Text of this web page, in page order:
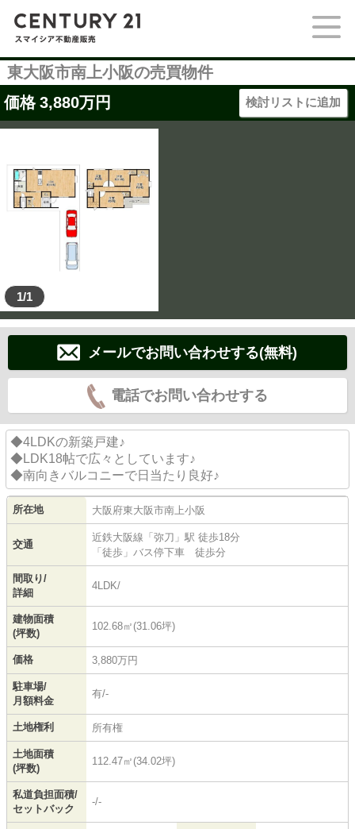
東大阪市南上小阪の売買物件
価格 3,880万円 検討リストに追加
1/1
メールでお問い合わせする(無料)
電話でお問い合わせする
◆4LDKの新築戸建♪
◆LDK18帖で広々としています♪
◆南向きバルコニーで日当たり良好♪
所在地 大阪府東大阪市南上小阪
交通
近鉄大阪線 「 弥刀 」駅 徒歩18分
「徒歩」バス停下車 徒歩分
間取り/
詳細
4LDK/
建物面積
(坪数)
102.68㎡(31.06坪)
価格 3,880万円
駐車場/
月額料金
有/-
土地権利 所有権
土地面積
(坪数)
112.47㎡(34.02坪)
私道負担面積/
セットバック
-/-